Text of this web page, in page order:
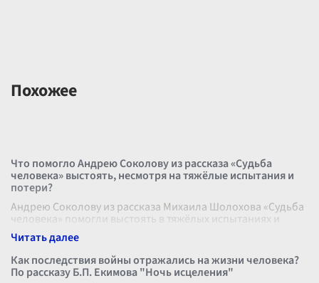
Похожее
Что помогло Андрею Соколову из рассказа «Судьба
человека» выстоять, несмотря на тяжёлые испытания и
потери?
Андрею Соколову из рассказа Михаила Шолохова «Судьба
человека» помогли выстоять в тяжёлых испытаниях и
пережить огромные потери его внутренняя сила,
человеческое достоинство и целе
Как последствия войны отражались на жизни человека?
По рассказу Б.П. Екимова "Ночь исцеления"